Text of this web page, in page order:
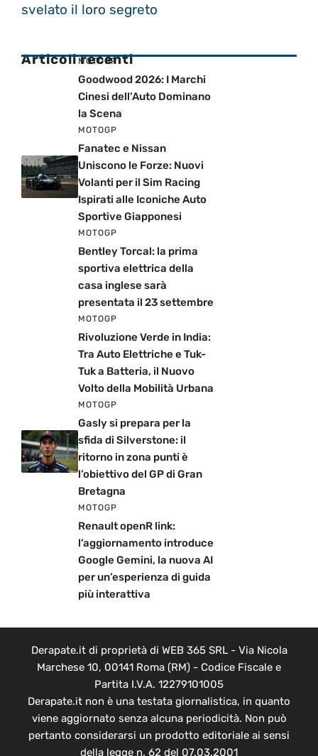
svelato il loro segreto
Articoli recenti
MOTOGP
Goodwood 2026: I Marchi
Cinesi dell’Auto Dominano
la Scena
MOTOGP
Fanatec e Nissan
Uniscono le Forze: Nuovi
Volanti per il Sim Racing
Ispirati alle Iconiche Auto
Sportive Giapponesi
MOTOGP
Bentley Torcal: la prima
sportiva elettrica della
casa inglese sarà
presentata il 23 settembre
MOTOGP
Rivoluzione Verde in India:
Tra Auto Elettriche e Tuk-
Tuk a Batteria, il Nuovo
Volto della Mobilità Urbana
MOTOGP
Gasly si prepara per la
sfida di Silverstone: il
ritorno in zona punti è
l’obiettivo del GP di Gran
Bretagna
MOTOGP
Renault openR link:
l’aggiornamento introduce
Google Gemini, la nuova AI
per un’esperienza di guida
più interattiva
Derapate.it di proprietà di WEB 365 SRL - Via Nicola
Marchese 10, 00141 Roma (RM) - Codice Fiscale e
Partita I.V.A. 12279101005
Derapate.it non è una testata giornalistica, in quanto
viene aggiornato senza alcuna periodicità. Non può
pertanto considerarsi un prodotto editoriale ai sensi
della legge n. 62 del 07.03.2001